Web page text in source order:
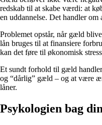
redskab til at skabe værdi: at
en uddannelse. Det handler
Problemet opstår, når gæld
lån bruges til at finansiere
kan det føre til økonomisk
Et sundt forhold til gæld
og “dårlig” gæld – og at være
låner.
Psykologien bag